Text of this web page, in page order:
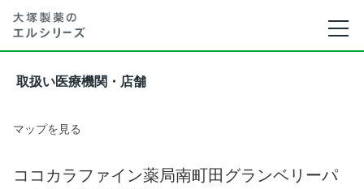
取扱い医療機関・店舗
マップを見る
ココカラファイン薬局南町田グランベリーパ